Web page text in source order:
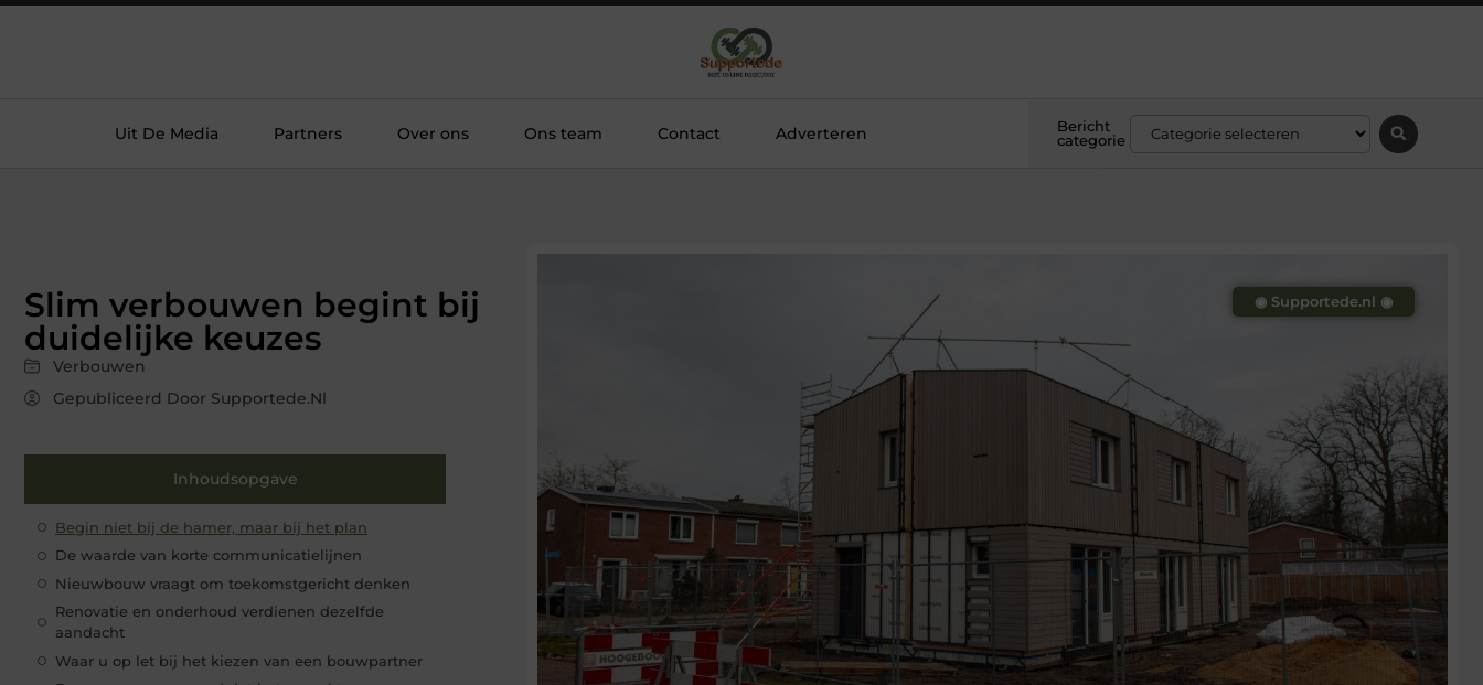
Uit De Media Partners Over ons Ons team Contact Adverteren
Bericht
categorie
Slim verbouwen begint bij
duidelijke keuzes
Verbouwen
Gepubliceerd Door Supportede.nl
Inhoudsopgave
Begin niet bij de hamer, maar bij het plan
De waarde van korte communicatielijnen
Nieuwbouw vraagt om toekomstgericht denken
Renovatie en onderhoud verdienen dezelfde
aandacht
Waar u op let bij het kiezen van een bouwpartner
◉ Supportede.nl ◉